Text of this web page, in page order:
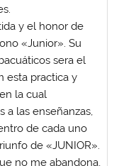
y el honor de
«Junior». Su
sera el
esta practica y
la cual
a las enseñanzas,
de cada uno
de «JUNIOR».
no me abandona,